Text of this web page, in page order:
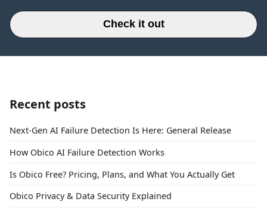
Check it out
Recent posts
Next-Gen AI Failure Detection Is Here: General Release
How Obico AI Failure Detection Works
Is Obico Free? Pricing, Plans, and What You Actually Get
Obico Privacy & Data Security Explained